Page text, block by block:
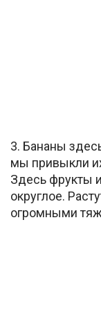
3. Бананы
мы привыкли
Здесь фрукты
округлое.
огромными